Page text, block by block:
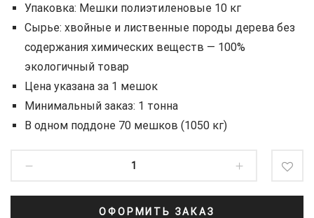
Упаковка: Мешки полиэтиленовые 10 кг
Сырье: хвойные и лиственные породы дерева без
содержания химических веществ — 100%
экологичный товар
Цена указана за 1 мешок
Минимальный заказ: 1 тонна
В одном поддоне 70 мешков (1050 кг)
ОФОРМИТЬ ЗАКАЗ